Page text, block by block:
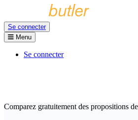
Se connecter
Menu
Se connecter
Comparez gratuitement des propositions